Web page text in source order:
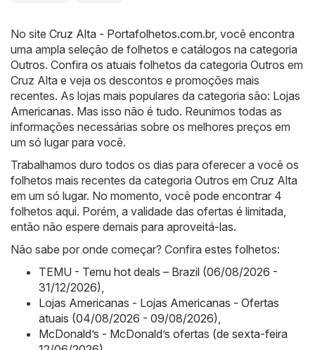
No site Cruz Alta - Portafolhetos.com.br, você encontra
uma ampla seleção de folhetos e catálogos na categoria
Outros. Confira os atuais folhetos da categoria Outros em
Cruz Alta e veja os descontos e promoções mais
recentes. As lojas mais populares da categoria são: Lojas
Americanas. Mas isso não é tudo. Reunimos todas as
informações necessárias sobre os melhores preços em
um só lugar para você.
Trabalhamos duro todos os dias para oferecer a você os
folhetos mais recentes da categoria Outros em Cruz Alta
em um só lugar. No momento, você pode encontrar 4
folhetos aqui. Porém, a validade das ofertas é limitada,
então não espere demais para aproveitá-las.
Não sabe por onde começar? Confira estes folhetos:
TEMU - Temu hot deals – Brazil (06/08/2026 -
31/12/2026)
Lojas Americanas - Lojas Americanas - Ofertas
atuais (04/08/2026 - 09/08/2026)
McDonald’s - McDonald’s ofertas (de sexta-feira